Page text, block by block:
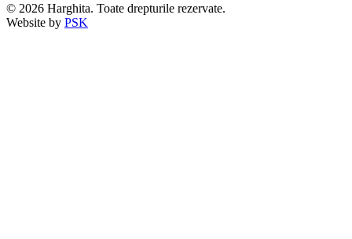
© 2026 Harghita. Toate drepturile rezervate.
Website by PSK